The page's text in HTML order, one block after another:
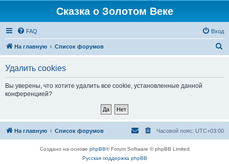
Сказка о Золотом Веке
FAQ Вход
На главную Список форумов
Удалить cookies
Вы уверены, что хотите удалить все cookie, установленные данной
конференцией?
На главную Список форумов Часовой пояс: UTC+03:00
Создано на основе phpBB® Forum Software © phpBB Limited
Русская поддержка phpBB